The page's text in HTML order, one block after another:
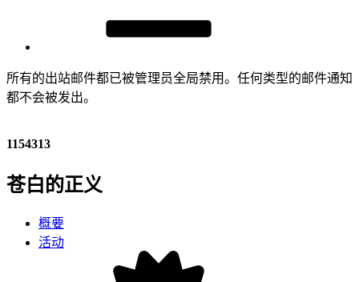
所有的出站邮件都已被管理员全局禁用。任何类型的邮件通知
都不会被发出。
1154313
苍白的正义
概要
活动